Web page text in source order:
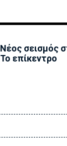
Νέος σεισμός
Το επίκεντρο